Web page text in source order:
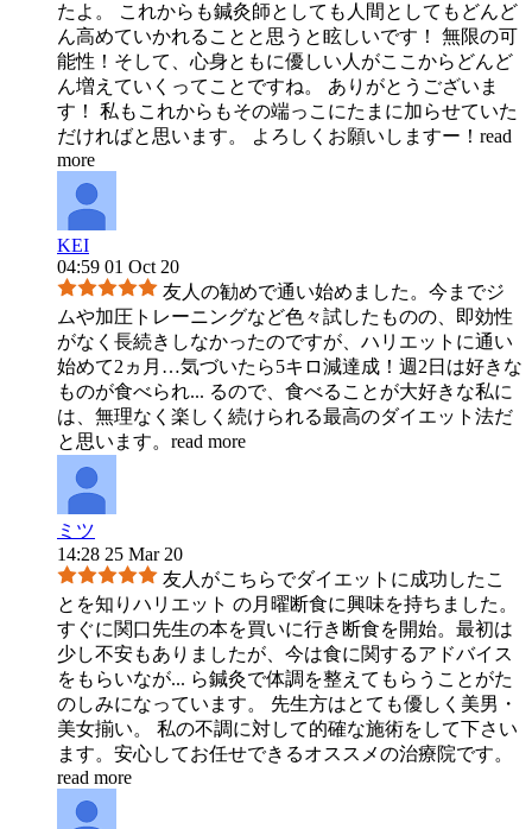
たよ。 これからも鍼灸師としても人間としてもどんど
ん高めていかれることと思うと眩しいです！ 無限の可
能性！そして、心身ともに優しい人がここからどんど
ん増えていくってことですね。 ありがとうございま
す！ 私もこれからもその端っこにたまに加らせていた
だければと思います。 よろしくお願いしますー！ read
more
KEI
04:59 01 Oct 20
友人の勧めで通い始めました。今までジ
ムや加圧トレーニングなど色々試したものの、即効性
がなく長続きしなかったのですが、ハリエットに通い
始めて2ヵ月…気づいたら5キロ減達成！週2日は好きな
ものが食べられ... るので、食べることが大好きな私に
は、無理なく楽しく続けられる最高のダイエット法だ
と思います。 read more
ミツ
14:28 25 Mar 20
友人がこちらでダイエットに成功したこ
とを知りハリエット の月曜断食に興味を持ちました。
すぐに関口先生の本を買いに行き断食を開始。最初は
少し不安もありましたが、今は食に関するアドバイス
をもらいなが... ら鍼灸で体調を整えてもらうことがた
のしみになっています。 先生方はとても優しく美男・
美女揃い。 私の不調に対して的確な施術をして下さい
ます。安心してお任せできるオススメの治療院です。
read more